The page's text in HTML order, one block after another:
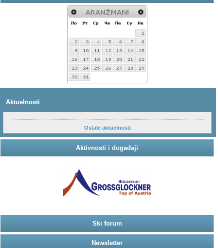
Aktuelnosti
Ostale aktuelnosti
Aktivnosti i događaji
Ski forum
Newsletter